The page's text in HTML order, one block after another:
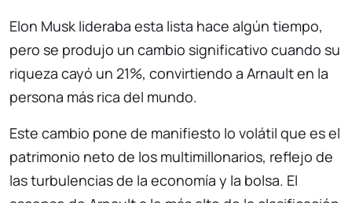
Elon Musk lideraba esta lista hace algún tiempo,
pero se produjo un cambio significativo cuando su
riqueza cayó un 21%, convirtiendo a Arnault en la
persona más rica del mundo.
Este cambio pone de manifiesto lo volátil que es el
patrimonio neto de los multimillonarios, reflejo de
las turbulencias de la economía y la bolsa. El